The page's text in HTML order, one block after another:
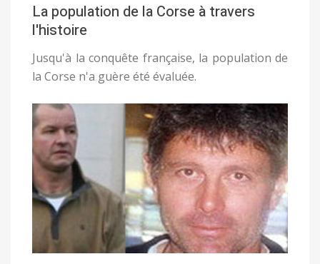
La population de la Corse à travers
l'histoire
Jusqu'à la conquête française, la population de
la Corse n'a guère été évaluée.